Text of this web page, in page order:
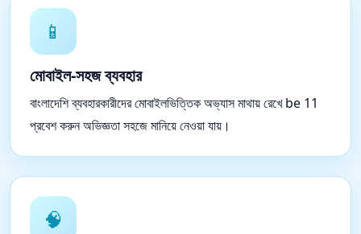
📱
মোবাইল-সহজ ব্যবহার
বাংলাদেশি ব্যবহারকারীদের মোবাইলভিত্তিক অভ্যাস মাথায় রেখে be 11
প্রবেশ করুন অভিজ্ঞতা সহজে মানিয়ে নেওয়া যায়।
🧠